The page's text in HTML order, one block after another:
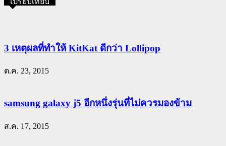
3 เหตุผลที่ทำให้ KitKat ดีกว่า Lollipop
ต.ค. 23, 2015
samsung galaxy j5 อีกหนึ่งรุ่นที่ไม่ควรมองข้าม
ส.ค. 17, 2015